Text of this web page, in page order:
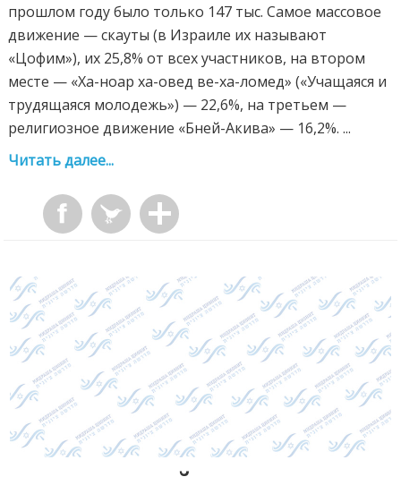
прошлом году было только 147 тыс. Самое массовое
движение — скауты (в Израиле их называют
«Цофим»), их 25,8% от всех участников, на втором
месте — «Ха-ноар ха-овед ве-ха-ломед» («Учащаяся и
трудящаяся молодежь») — 22,6%, на третьем —
религиозное движение «Бней-Акива» — 16,2%. ...
Читать далее...